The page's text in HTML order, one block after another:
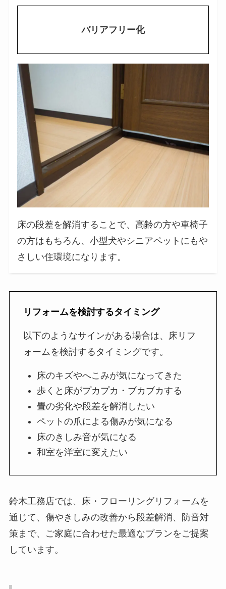
バリアフリー化
床の段差を解消することで、高齢の方や車椅子
の方はもちろん、小型犬やシニアペットにもや
さしい住環境になります。
リフォームを検討するタイミング
以下のようなサインがある場合は、床リフ
ォームを検討するタイミングです。
床のキズやへこみが気になってきた
歩くと床がプカプカ・ブカブカする
畳の劣化や段差を解消したい
ペットの爪による傷みが気になる
床のきしみ音が気になる
和室を洋室に変えたい
鈴木工務店では、床・フローリングリフォームを
通じて、傷やきしみの改善から段差解消、防音対
策まで、ご家庭に合わせた最適なプランをご提案
しています。